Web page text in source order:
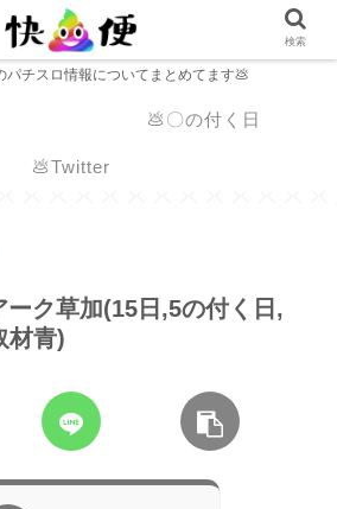
パチスロ情報についてまとめてます💩
💩〇の付く日
💩Twitter
ク草加(15日,5の付く日,
材青)
検索